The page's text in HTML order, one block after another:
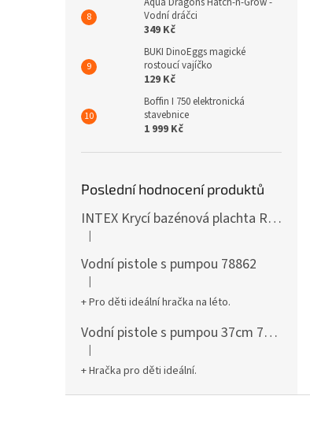
Vodní dráčci
349 Kč
BUKI DinoEggs magické
rostoucí vajíčko
129 Kč
Boffin I 750 elektronická
stavebnice
1 999 Kč
Poslední hodnocení produktů
INTEX Krycí bazénová plachta Round 305cm 28030
Hodnocení produktu je 5 z 5 hvězdiček.
|
Vodní pistole s pumpou 78862
Hodnocení produktu je 5 z 5 hvězdiček.
|
+ Pro děti ideální hračka na léto.
Vodní pistole s pumpou 37cm 78961
Hodnocení produktu je 5 z 5 hvězdiček.
|
+ Hračka pro děti ideální.